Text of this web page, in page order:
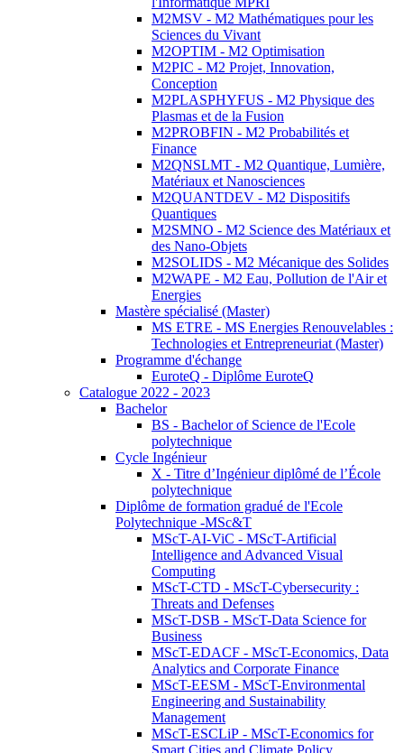
M2MSV - M2 Mathématiques pour les
Sciences du Vivant
M2OPTIM - M2 Optimisation
M2PIC - M2 Projet, Innovation,
Conception
M2PLASPHYFUS - M2 Physique des
Plasmas et de la Fusion
M2PROBFIN - M2 Probabilités et
Finance
M2QNSLMT - M2 Quantique, Lumière,
Matériaux et Nanosciences
M2QUANTDEV - M2 Dispositifs
Quantiques
M2SMNO - M2 Science des Matériaux et
des Nano-Objets
M2SOLIDS - M2 Mécanique des Solides
M2WAPE - M2 Eau, Pollution de l'Air et
Energies
Mastère spécialisé (Master)
MS ETRE - MS Energies Renouvelables :
Technologies et Entrepreneuriat (Master)
Programme d'échange
EuroteQ - Diplôme EuroteQ
Catalogue 2022 - 2023
Bachelor
BS - Bachelor of Science de l'Ecole
polytechnique
Cycle Ingénieur
X - Titre d’Ingénieur diplômé de l’École
polytechnique
Diplôme de formation gradué de l'Ecole
Polytechnique -MSc&T
MScT-AI-ViC - MScT-Artificial
Intelligence and Advanced Visual
Computing
MScT-CTD - MScT-Cybersecurity :
Threats and Defenses
MScT-DSB - MScT-Data Science for
Business
MScT-EDACF - MScT-Economics, Data
Analytics and Corporate Finance
MScT-EESM - MScT-Environmental
Engineering and Sustainability
Management
MScT-ESCLiP - MScT-Economics for
Smart Cities and Climate Policy